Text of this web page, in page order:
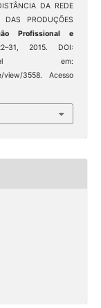
DA REDE
DAS PRODUÇÕES
Profissional e
2015. DOI:
em:
view/3558. Acesso